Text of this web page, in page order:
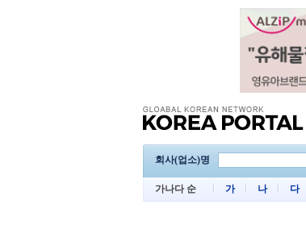
회사(업소)명
가나다 순 가 나 다